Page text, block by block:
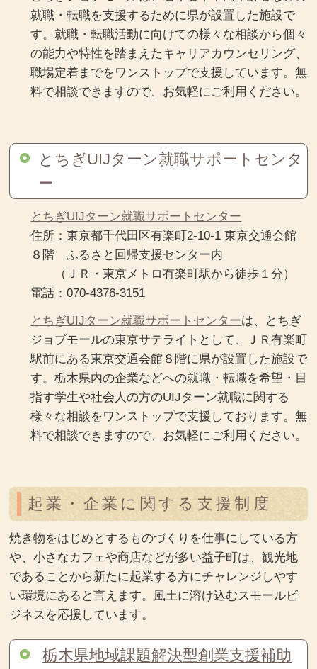
就職・転職を支援するために県が設置した施設で
す。就職・転職活動に向けての様々な相談から個々
の能力や特性を踏まえたキャリアカウンセリング、
職場定着までをワンストップで支援しています。無
料で相談できますので、お気軽にご利用ください。
とちぎUIJターン就職サポートセンタ
ー
とちぎUIJターン就職サポートセンター
住所：東京都千代田区有楽町2-10-1 東京交通会館
８階 ふるさと回帰支援センター内
（ＪＲ・東京メトロ有楽町駅から徒歩１分）
電話：070-4376-3151
とちぎUIJターン就職サポートセンターは、とちぎ
ジョブモールの東京サテライトとして、ＪＲ有楽町
駅前にある東京交通会館８階に県が設置した施設で
す。栃木県内の企業などへの就職・転職を希望・目
指す学生や社会人の方のUIJターン就職に関する
様々な相談をワンストップで支援しております。無
料で相談できますので、お気軽にご利用ください。
起業・企業に関する支援制度
焼き物をはじめとするものづくりを仕事にしている方
や、小さなカフェや商店などが多い益子町は、観光地
であることから新たに起業する方にチャレンジしやす
い環境にあると言えます。風土に溶け込むスモールビ
ジネスを応援しています。
栃木県地域課題解決型創業支援補助